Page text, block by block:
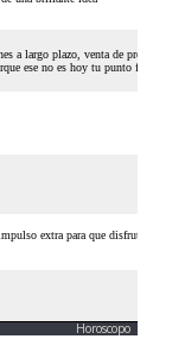
Horoscopo